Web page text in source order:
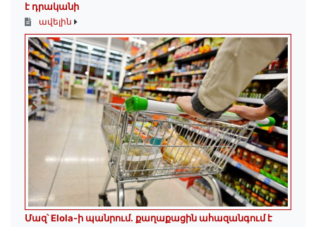
է դրականի
ավելին
Մազ՝ Elola-ի պանրում․ քաղաքացին ահազանգում է